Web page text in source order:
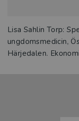
Lisa Sahlin Torp:
ungdomsmedicin,
Härjedalen.